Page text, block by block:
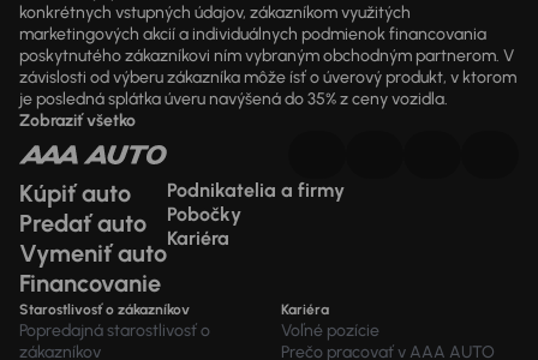
konkrétnych vstupných údajov, zákazníkom využitých
marketingových akcií a individuálnych podmienok financovania
poskytnutého zákazníkovi ním vybraným obchodným partnerom. V
závislosti od výberu zákazníka môže ísť o úverový produkt, v ktorom
je posledná splátka úveru navýšená do 35% z ceny vozidla.
Zobraziť všetko
Kúpiť auto
Predať auto
Vymeniť auto
Financovanie
Podnikatelia a firmy
Pobočky
Kariéra
Starostlivosť o zákazníkov
Popredajná starostlivosť o
zákazníkov
Kariéra
Voľné pozície
Prečo pracovať v AAA AUTO